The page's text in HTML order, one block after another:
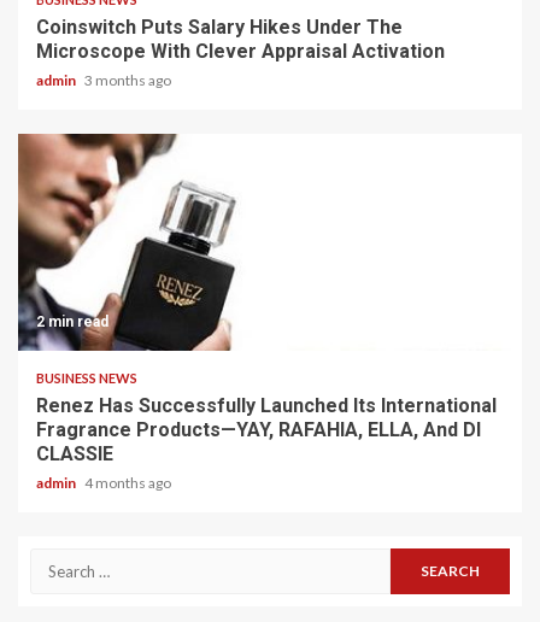
Coinswitch Puts Salary Hikes Under The
Microscope With Clever Appraisal Activation
admin 3 months ago
2 min read
BUSINESS NEWS
Renez Has Successfully Launched Its International
Fragrance Products—YAY, RAFAHIA, ELLA, And DI
CLASSIE
admin 4 months ago
Search